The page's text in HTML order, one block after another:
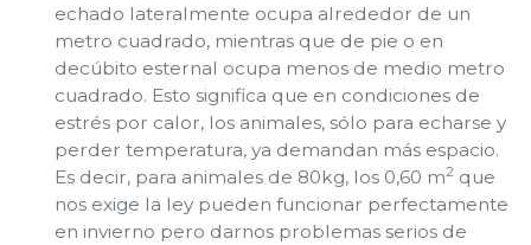
echado lateralmente ocupa alrededor de un
metro cuadrado, mientras que de pie o en
decúbito esternal ocupa menos de medio metro
cuadrado. Esto significa que en condiciones de
estrés por calor, los animales, sólo para echarse y
perder temperatura, ya demandan más espacio.
Es decir, para animales de 80kg, los 0,60 m2 que
nos exige la ley pueden funcionar perfectamente
en invierno pero darnos problemas serios de